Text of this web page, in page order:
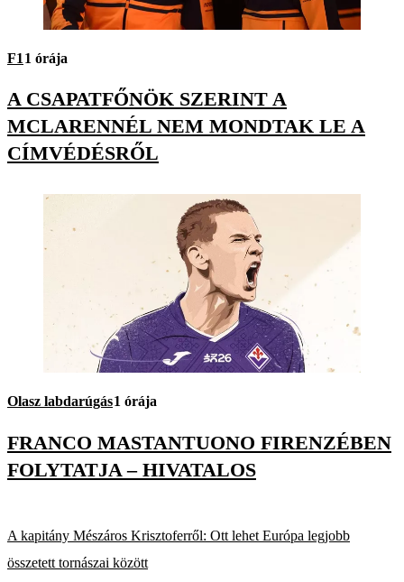
F1 1 órája
A CSAPATFŐNÖK SZERINT A
MCLARENNÉL NEM MONDTAK LE A
CÍMVÉDÉSRŐL
Olasz labdarúgás1 órája
FRANCO MASTANTUONO FIRENZÉBEN
FOLYTATJA – HIVATALOS
A kapitány Mészáros Krisztoferről: Ott lehet Európa legjobb
összetett tornászai között